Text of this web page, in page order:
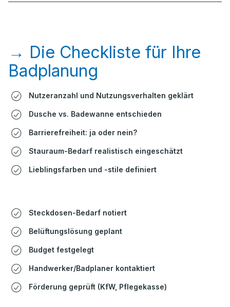
→ Die Checkliste für Ihre
Badplanung
Nutzeranzahl und Nutzungsverhalten geklärt
Dusche vs. Badewanne entschieden
Barrierefreiheit: ja oder nein?
Stauraum-Bedarf realistisch eingeschätzt
Lieblingsfarben und -stile definiert
Steckdosen-Bedarf notiert
Belüftungslösung geplant
Budget festgelegt
Handwerker/Badplaner kontaktiert
Förderung geprüft (KfW, Pflegekasse)